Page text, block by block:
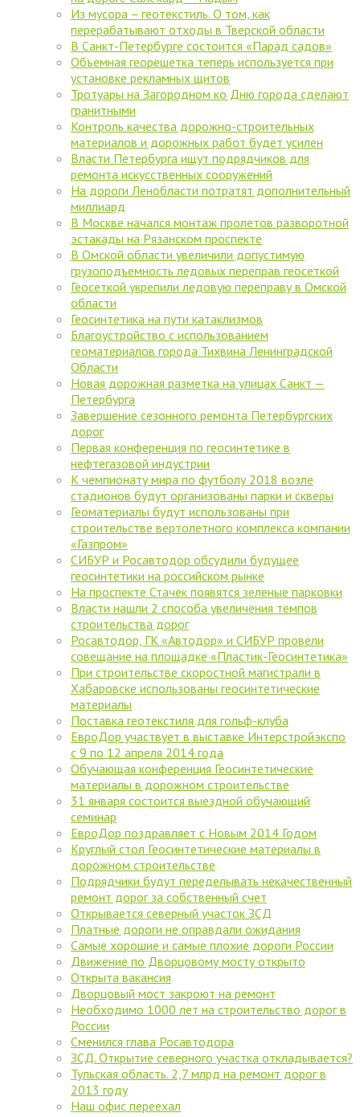
Из мусора – геотекстиль. О том, как
перерабатывают отходы в Тверской области
В Санкт-Петербурге состоится «Парад садов»
Объемная георешетка теперь используется при
установке рекламных щитов
Тротуары на Загородном ко Дню города сделают
гранитными
Контроль качества дорожно-строительных
материалов и дорожных работ будет усилен
Власти Петербурга ищут подрядчиков для
ремонта искусственных сооружений
На дороги Ленобласти потратят дополнительный
миллиард
В Москве начался монтаж пролетов разворотной
эстакады на Рязанском проспекте
В Омской области увеличили допустимую
грузоподъемность ледовых переправ геосеткой
Геосеткой укрепили ледовую переправу в Омской
области
Геосинтетика на пути катаклизмов
Благоустройство с использованием
геоматериалов города Тихвина Ленинградской
Области
Новая дорожная разметка на улицах Санкт —
Петербурга
Завершение сезонного ремонта Петербургских
дорог
Первая конференция по геосинтетике в
нефтегазовой индустрии
К чемпионату мира по футболу 2018 возле
стадионов будут организованы парки и скверы
Геоматериалы будут использованы при
строительстве вертолетного комплекса компании
«Газпром»
СИБУР и Росавтодор обсудили будущее
геосинтетики на российском рынке
На проспекте Стачек появятся зеленые парковки
Власти нашли 2 способа увеличения темпов
строительства дорог
Росавтодор, ГК «Автодор» и СИБУР провели
совещание на площадке «Пластик-Геосинтетика»
При строительстве скоростной магистрали в
Хабаровске использованы геосинтетические
материалы
Поставка геотекстиля для гольф-клуба
ЕвроДор участвует в выставке Интерстройэкспо
с 9 по 12 апреля 2014 года
Обучающая конференция Геосинтетические
материалы в дорожном строительстве
31 января состоится выездной обучающий
семинар
ЕвроДор поздравляет с Новым 2014 Годом
Круглый стол Геосинтетические материалы в
дорожном строительстве
Подрядчики будут переделывать некачественный
ремонт дорог за собственный счет
Открывается северный участок ЗСД
Платные дороги не оправдали ожидания
Самые хорошие и самые плохие дороги России
Движение по Дворцовому мосту открыто
Открыта вакансия
Дворцовый мост закроют на ремонт
Необходимо 1000 лет на строительство дорог в
России
Сменился глава Росавтодора
ЗСД. Открытие северного участка откладывается?
Тульская область. 2,7 млрд на ремонт дорог в
2013 году
Наш офис переехал